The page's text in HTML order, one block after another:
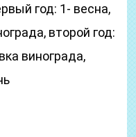
год: 1- весна,
второй год:
винограда,